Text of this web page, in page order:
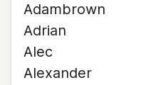
Adambrown
Adrian
Alec
Alexander